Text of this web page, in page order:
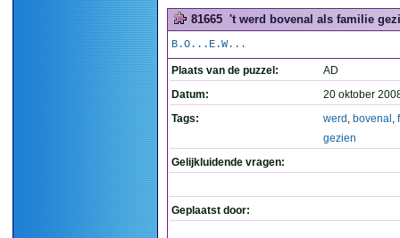
81665 't werd bovenal als familie
B.O...E.W...
Plaats van de puzzel:
AD
Datum:
20 oktober
Tags:
werd , bovenal ,
gezien
Gelijkluidende vragen:
Geplaatst door: